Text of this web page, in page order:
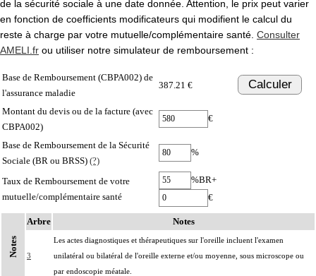
de la sécurité sociale à une date donnée. Attention, le prix peut varier
en fonction de coefficients modificateurs qui modifient le calcul du
reste à charge par votre mutuelle/complémentaire santé. Consulter
AMELI.fr ou utiliser notre simulateur de remboursement :
Base de Remboursement (CBPA002) de
l'assurance maladie
387.21 € Calculer
Montant du devis ou de la facture (avec
CBPA002)
€
Base de Remboursement de la Sécurité
Sociale (BR ou BRSS) (?)
%
Taux de Remboursement de votre
mutuelle/complémentaire santé
%BR+
€
Notes
Arbre Notes
3
Les actes diagnostiques et thérapeutiques sur l'oreille incluent l'examen
unilatéral ou bilatéral de l'oreille externe et/ou moyenne, sous microscope ou
par endoscopie méatale.